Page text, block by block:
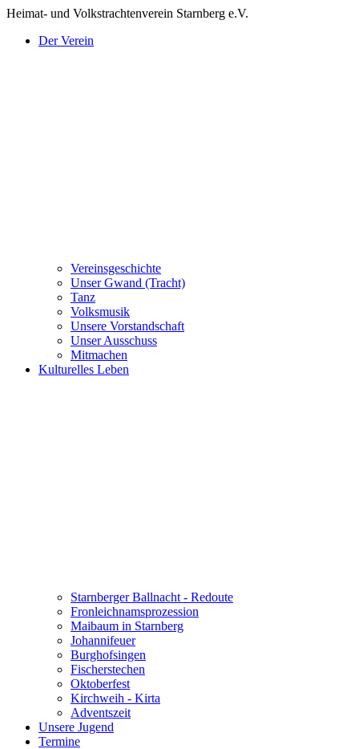
Heimat- und Volkstrachtenverein Starnberg e.V.
Der Verein
Vereinsgeschichte
Unser Gwand (Tracht)
Tanz
Volksmusik
Unsere Vorstandschaft
Unser Ausschuss
Mitmachen
Kulturelles Leben
Starnberger Ballnacht - Redoute
Fronleichnamsprozession
Maibaum in Starnberg
Johannifeuer
Burghofsingen
Fischerstechen
Oktoberfest
Kirchweih - Kirta
Adventszeit
Unsere Jugend
Termine